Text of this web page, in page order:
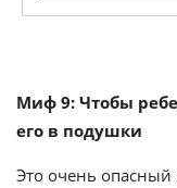
Миф 9: Чтобы
его в подушки
Это очень